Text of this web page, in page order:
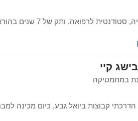
בוגרת תואר ראשון בכימיה ובביולוגיה,
קיי
במתמטיקה
מוסמכת כבר 9 שנים, הדרכתי קבוצות ביואל גבע, כיום מכינה